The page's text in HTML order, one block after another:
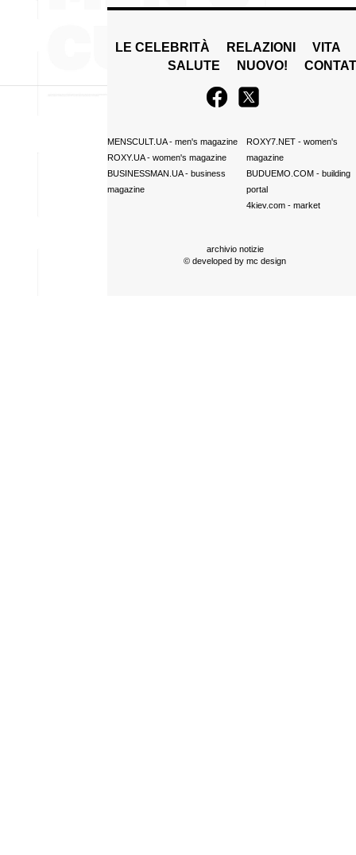
LE CELEBRITÀ RELAZIONI
VITA
SALUTE
NUOVO!
MENSCULT.UA- men's magazine
ROXY.UA- women's magazine
BUSINESSMAN.UA- business
magazine
ROXY7.NET- women's
magazine
BUDUEMO.COM- building
portal
4kiev.com- market
archivio notizie
© developed by mc design